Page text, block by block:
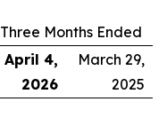
Three Months Ended
April 4,
2026
March 29,
2025